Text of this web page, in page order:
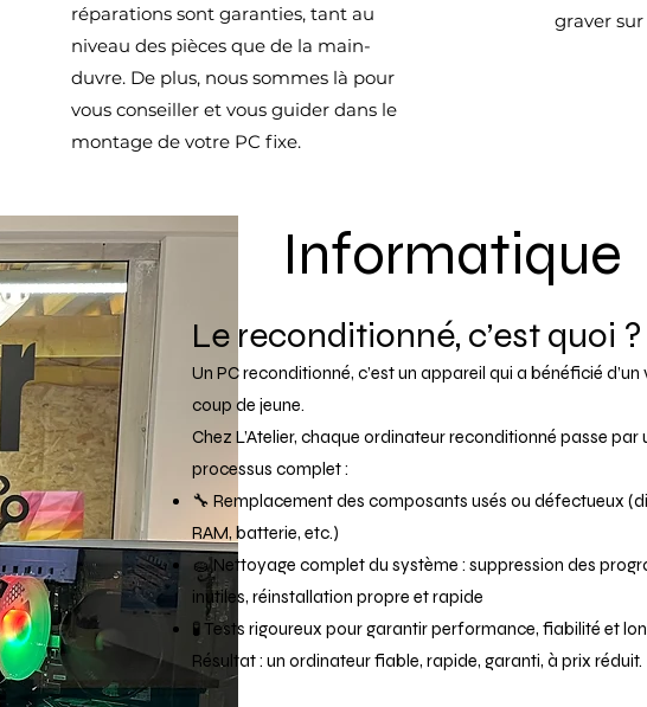
réparations sont garanties, tant au
niveau des pièces que de la main-
duvre. De plus, nous sommes là pour
vous conseiller et vous guider dans le
montage de votre PC fixe.
graver sur
Informatique
Le reconditionné, c’est quoi ?
Un PC reconditionné, c’est un appareil qui a bénéficié d’un
coup de jeune.
Chez L’Atelier, chaque ordinateur reconditionné passe par
processus complet :
🔧 Remplacement des composants usés ou défectueux
RAM, batterie, etc.)
🧽 Nettoyage complet du système : suppression des
inutiles, réinstallation propre et rapide
🧪 Tests rigoureux pour garantir performance, fiabilité et
Résultat : un ordinateur fiable, rapide, garanti, à prix réduit.